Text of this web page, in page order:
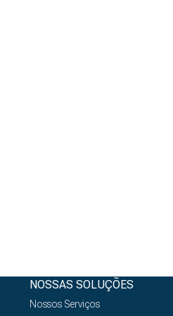
NOSSAS SOLUÇÕES
Nossos Serviços